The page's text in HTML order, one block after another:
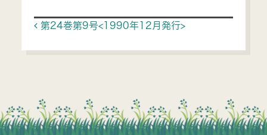
Post navigation
第24巻第9号<1990年12月発行>